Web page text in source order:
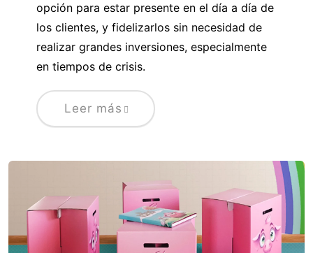
opción para estar presente en el día a día de
los clientes, y fidelizarlos sin necesidad de
realizar grandes inversiones, especialmente
en tiempos de crisis.
Leer más